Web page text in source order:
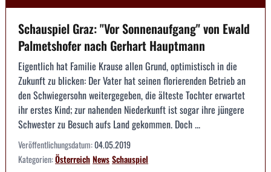
Schauspiel Graz: "Vor Sonnenaufgang" von Ewald
Palmetshofer nach Gerhart Hauptmann
Eigentlich hat Familie Krause allen Grund, optimistisch in die
Zukunft zu blicken: Der Vater hat seinen florierenden Betrieb an
den Schwiegersohn weitergegeben, die älteste Tochter erwartet
ihr erstes Kind; zur nahenden Niederkunft ist sogar ihre jüngere
Schwester zu Besuch aufs Land gekommen. Doch ...
Veröffentlichungsdatum:04.05.2019
Kategorien:ÖsterreichNewsSchauspiel